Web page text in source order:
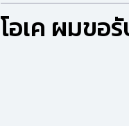
โอเค ผมขอ